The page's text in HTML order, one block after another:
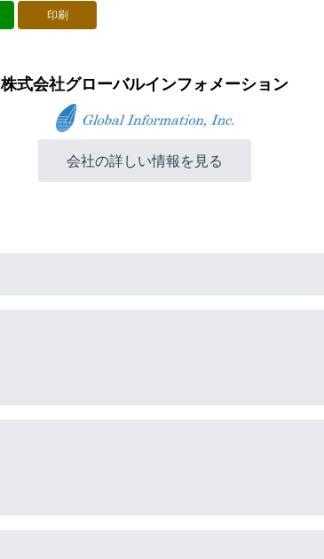
印刷
株式会社グローバルインフォメーション
会社の詳しい情報を見る